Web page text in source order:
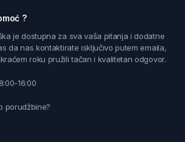
?
je dostupna za sva vaša pitanja i dodatne
da nas kontaktirate isključivo putem emaila,
roku pružili tačan i kvalitetan odgovor.
16:00
porudžbine?